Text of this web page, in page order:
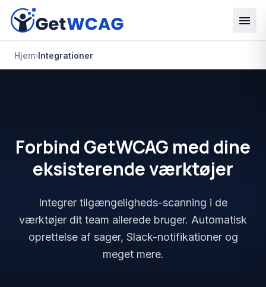
Spring til hovedindhold
Hjem›Integrationer
Forbind GetWCAG med dine
eksisterende værktøjer
Integrer tilgængeligheds-scanning i de
værktøjer dit team allerede bruger. Automatisk
oprettelse af sager, Slack-notifikationer og
meget mere.